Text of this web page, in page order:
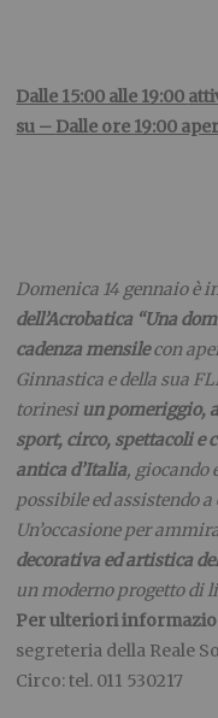
Dalle 15:00 alle 19:00
su – Dalle ore 19:00
Domenica 14 gennaio è
dell’Acrobatica “Una
cadenza mensilecon
Ginnastica e della sua
torinesi un pomeriggio,
sport, circo, spettacoli e
antica d’Italia, giocando
possibile ed assistendo a
Un’occasione per
decorativa ed artistica
un moderno progetto di
Per ulteriori
segreteria della Reale
Circo: tel. 011 530217